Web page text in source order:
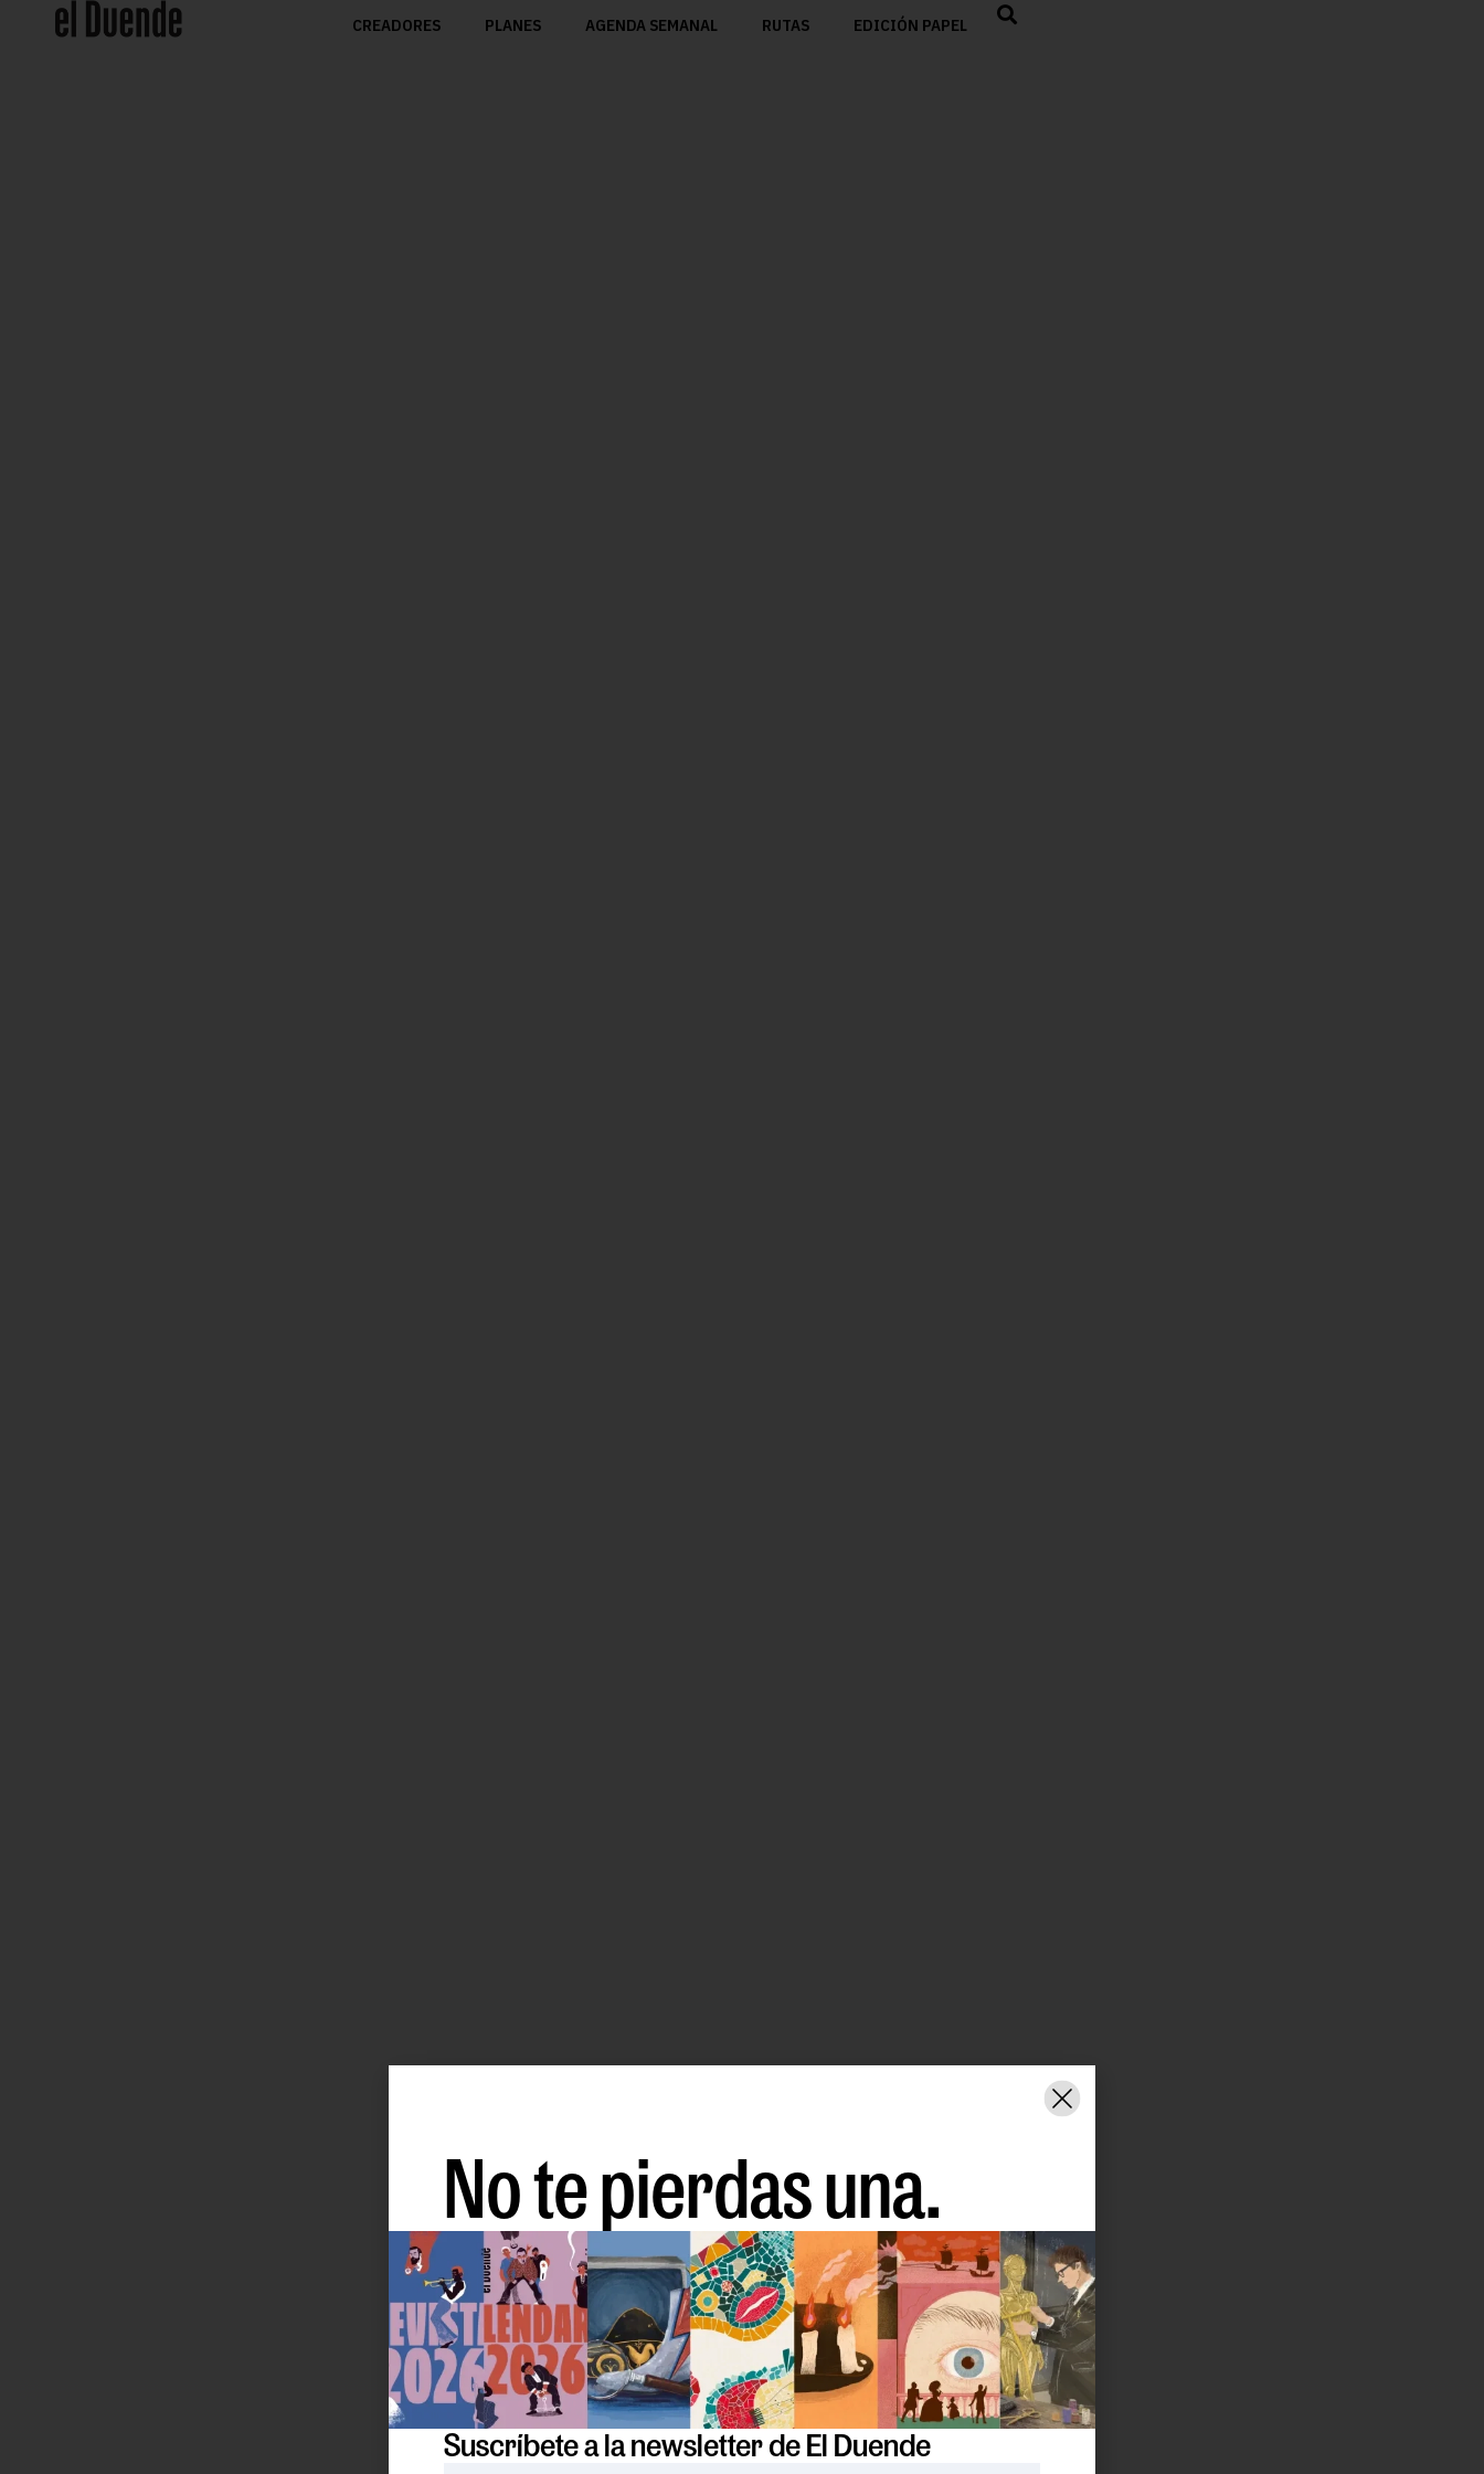
CREADORES PLANES AGENDA SEMANAL RUTAS EDICIÓN PAPEL
No te pierdas una.
Suscríbete a la newsletter de El Duende